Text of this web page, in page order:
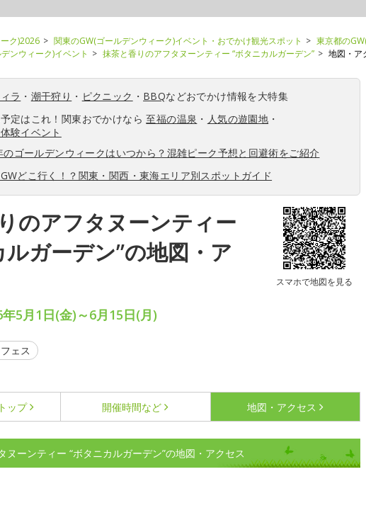
ク)2026 関東のGW(ゴールデンウィーク)イベント・おでかけ観光スポット
東京都の
ンウィーク)イベント
抹茶と香りのアフタヌーンティー “ボタニカルガーデン” 地図・ア
ラ ・ 潮干狩り ・ ピクニック ・ BBQなどおでかけ情報を大特集
定はこれ！関東おでかけなら至福の温泉 ・ 人気の遊園地 ・
験イベント
のゴールデンウィークはいつから？混雑ピーク予想と回避術をご紹介
どこ行く！？関東・関西・東海エリア別スポットガイド
のアフタヌーンティー
ガーデン”の地図・ア
スマホで地図を見る
5月1日(金)～6月15日(月)
ェス
トップ 開催時間など 地図・アクセス
ヌーンティー “ボタニカルガーデン”の地図・アクセス